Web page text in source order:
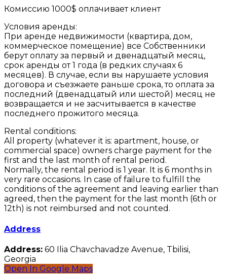
Комиссию 1000$ оплачивает клиент
Условия аренды:
При аренде недвижимости (квартира, дом,
коммерческое помещение) все Собственники
берут оплату за первый и двенадцатый месяц,
срок аренды от 1 года (в редких случаях 6
месяцев). В случае, если вы нарушаете условия
договора и съезжаете раньше срока, то оплата за
последний (двенадцатый или шестой) месяц не
возвращается и не засчитывается в качестве
последнего прожитого месяца.
Rental conditions:
All property (whatever it is: apartment, house, or
commercial space) owners charge payment for the
first and the last month of rental period.
Normally, the rental period is 1 year. It is 6 months in
very rare occasions. In case of failure to fulfill the
conditions of the agreement and leaving earlier than
agreed, then the payment for the last month (6th or
12th) is not reimbursed and not counted.
Address
Address: 60 Ilia Chavchavadze Avenue, Tbilisi,
Georgia
Open In Google Maps